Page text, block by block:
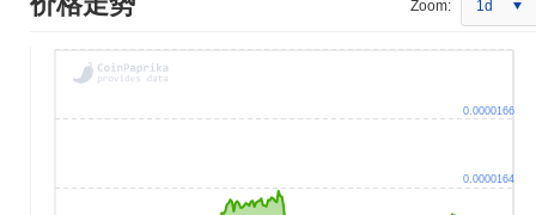
Zoom: 1d
0.0000164
0.0000166